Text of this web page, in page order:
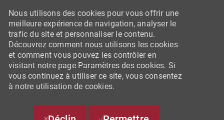
Nous utilisons des cookies pour vous offrir une
meilleure expérience de navigation, analyser le
trafic du site et personnaliser le contenu.
Découvrez comment nous utilisons les cookies
et comment vous pouvez les contrôler en
visitant notre page Paramètres des cookies. Si
vous continuez à utiliser ce site, vous consentez
à notre utilisation de cookies.